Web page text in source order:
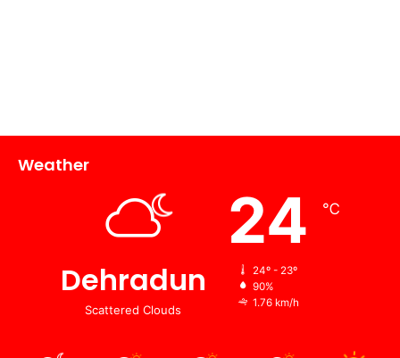
Weather
Dehradun
Scattered Clouds
24 ℃
24º - 23º
90%
1.76 km/h